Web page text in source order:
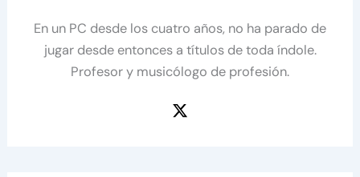
En un PC desde los cuatro años, no ha parado de
jugar desde entonces a títulos de toda índole.
Profesor y musicólogo de profesión.